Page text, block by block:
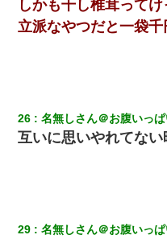
夫に癌の余命宣告。その闘病
亡くなってしまい…
んできて・・・
しかも干し椎茸って
立派なやつだと一袋
26 名無しさん＠お腹いっぱ
互いに思いやれてない
29 名無しさん＠お腹いっぱ